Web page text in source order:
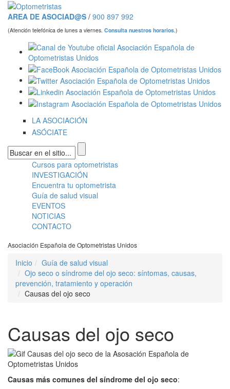
Pasar al contenido principal
AREA DE ASOCIAD@S / 900 897 992
(Atención telefónica de lunes a viernes. Consulta nuestros horarios.)
LA ASOCIACIÓN
ASÓCIATE
Formulario de búsqueda
Menú principal
Cursos para optometristas
INVESTIGACIÓN
Encuentra tu optometrista
Guía de salud visual
EVENTOS
NOTICIAS
CONTACTO
Asociación Española de Optometristas Unidos
Inicio
Guía de salud visual
Ojo seco o síndrome del ojo seco: síntomas, causas,
prevención, tratamiento y operación
Causas del ojo seco
Causas del ojo seco
Causas más comunes del síndrome del ojo seco: